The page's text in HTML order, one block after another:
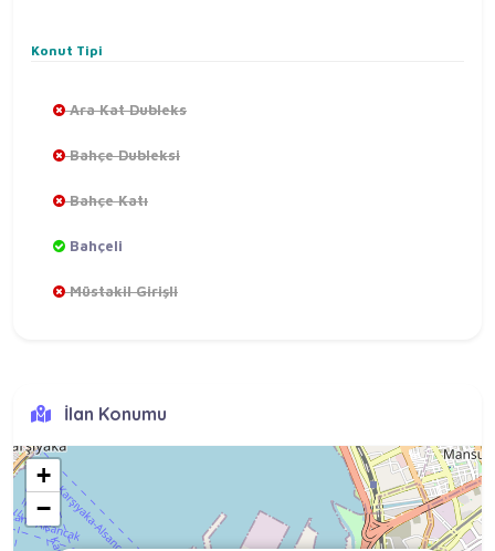
Konut Tipi
Ara Kat Dubleks
Bahçe Dubleksi
Bahçe Katı
Bahçeli
Müstakil Girişli
İlan Konumu
+
−